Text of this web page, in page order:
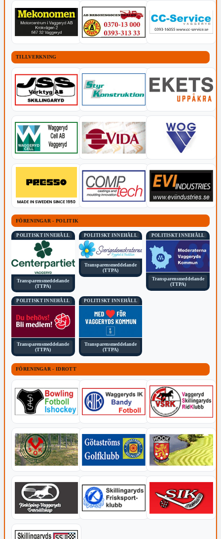
TILLVERKNING
FÖRENINGAR - POLITIK
POLITISKT INNEHÅLL
Transparensmeddelande
(TTPA)
POLITISKT INNEHÅLL
Transparensmeddelande
(TTPA)
POLITISKT INNEHÅLL
Transparensmeddelande
(TTPA)
POLITISKT INNEHÅLL
Transparensmeddelande
(TTPA)
POLITISKT INNEHÅLL
Transparensmeddelande
(TTPA)
FÖRENINGAR - IDROTT